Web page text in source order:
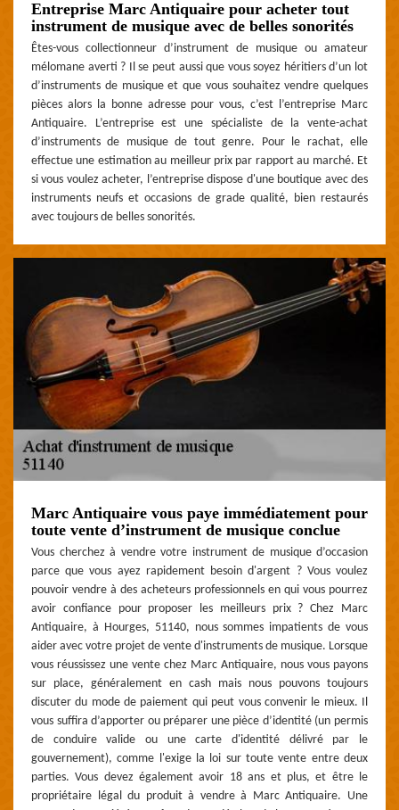
Entreprise Marc Antiquaire pour acheter tout
instrument de musique avec de belles sonorités
Êtes-vous collectionneur d’instrument de musique ou amateur
mélomane averti ? Il se peut aussi que vous soyez héritiers d’un lot
d’instruments de musique et que vous souhaitez vendre quelques
pièces alors la bonne adresse pour vous, c’est l’entreprise Marc
Antiquaire. L’entreprise est une spécialiste de la vente-achat
d’instruments de musique de tout genre. Pour le rachat, elle
effectue une estimation au meilleur prix par rapport au marché. Et
si vous voulez acheter, l’entreprise dispose d'une boutique avec des
instruments neufs et occasions de grade qualité, bien restaurés
avec toujours de belles sonorités.
Marc Antiquaire vous paye immédiatement pour
toute vente d’instrument de musique conclue
Vous cherchez à vendre votre instrument de musique d’occasion
parce que vous ayez rapidement besoin d'argent ? Vous voulez
pouvoir vendre à des acheteurs professionnels en qui vous pourrez
avoir confiance pour proposer les meilleurs prix ? Chez Marc
Antiquaire, à Hourges, 51140, nous sommes impatients de vous
aider avec votre projet de vente d'instruments de musique. Lorsque
vous réussissez une vente chez Marc Antiquaire, nous vous payons
sur place, généralement en cash mais nous pouvons toujours
discuter du mode de paiement qui peut vous convenir le mieux. Il
vous suffira d’apporter ou préparer une pièce d’identité (un permis
de conduire valide ou une carte d'identité délivré par le
gouvernement), comme l'exige la loi sur toute vente entre deux
parties. Vous devez également avoir 18 ans et plus, et être le
propriétaire légal du produit à vendre à Marc Antiquaire. Une